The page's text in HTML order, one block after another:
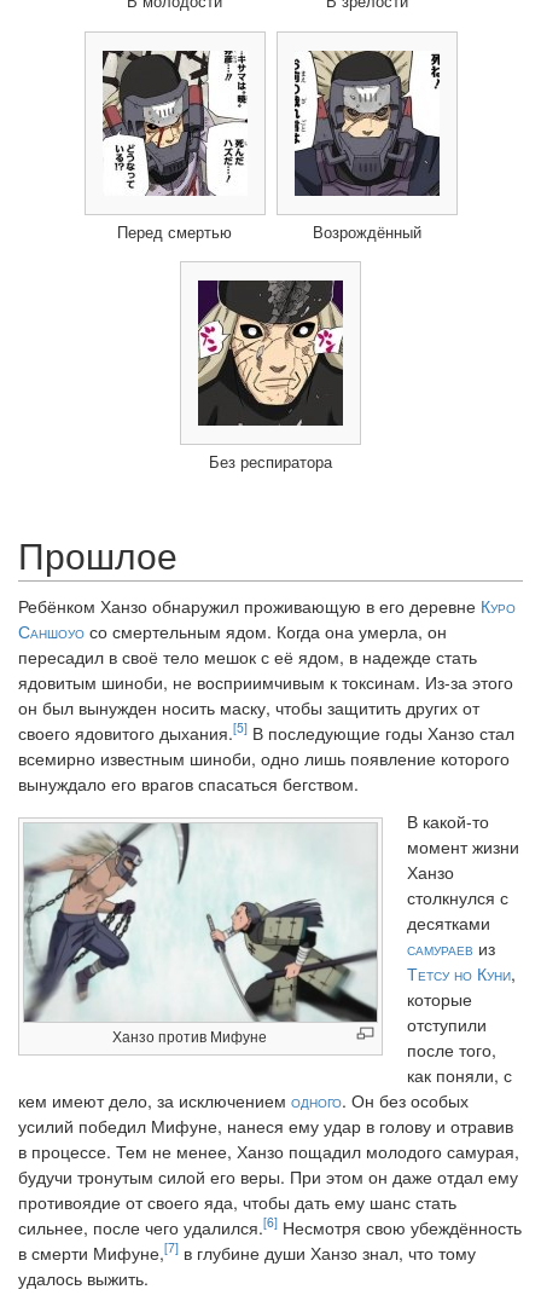
Перед смертью Возрождённый
Без респиратора
Прошлое
Ребёнком Ханзо обнаружил проживающую в его деревне Куро
Саншоуо со смертельным ядом. Когда она умерла, он
пересадил в своё тело мешок с её ядом, в надежде стать
ядовитым шиноби, не восприимчивым к токсинам. Из-за этого
он был вынужден носить маску, чтобы защитить других от
своего ядовитого дыхания.[5] В последующие годы Ханзо стал
всемирно известным шиноби, одно лишь появление которого
вынуждало его врагов спасаться бегством.
Ханзо против Мифуне
В какой-то
момент жизни
Ханзо
столкнулся с
десятками
самураев из
Тетсу но Куни,
которые
отступили
после того,
как поняли, с
кем имеют дело, за исключением одного. Он без особых
усилий победил Мифуне, нанеся ему удар в голову и отравив
в процессе. Тем не менее, Ханзо пощадил молодого самурая,
будучи тронутым силой его веры. При этом он даже отдал ему
противоядие от своего яда, чтобы дать ему шанс стать
сильнее, после чего удалился.[6] Несмотря свою убеждённость
в смерти Мифуне,[7] в глубине души Ханзо знал, что тому
удалось выжить.